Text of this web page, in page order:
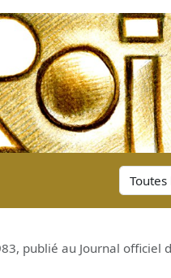
publié au Journal